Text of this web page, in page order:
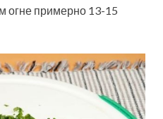
огне примерно 13-15